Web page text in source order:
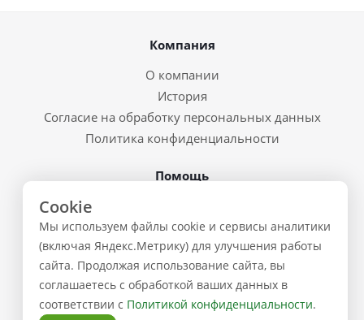
Компания
О компании
История
Согласие на обработку персональных данных
Политика конфиденциальности
Помощь
Система скидок
Возврат товара и брак
Восстановление пароля
Предварительные заказы
Cookie
Мы используем файлы cookie и сервисы аналитики
(включая Яндекс.Метрику) для улучшения работы
сайта. Продолжая использование сайта, вы
соглашаетесь с обработкой ваших данных в
соответствии с Политикой конфиденциальности.